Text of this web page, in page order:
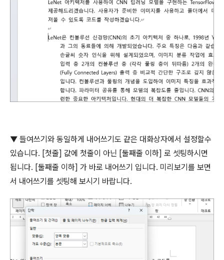
▼ 들여쓰기와 동일하게 내어쓰기도 같은 대화상자에서 설정할수
있습니다. [첫줄] 값에 첫줄이 아닌 [둘째줄 이하] 로 셋팅하시면
됩니다. [둘째줄 이하] 가 바로 내어쓰기 입니다. 미리보기를 보면
서 내어쓰기를 셋팅해 보시기 바랍니다.